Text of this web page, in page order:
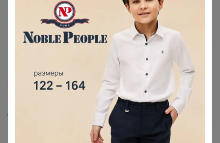
Поставщикам
Вакансии
Защита покупателя
О нас